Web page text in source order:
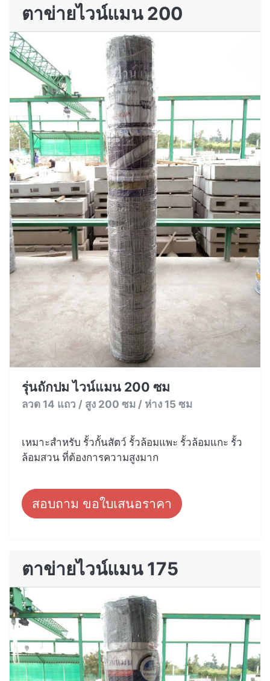
ตาข่ายไวน์แมน 200
รุ่นถักปม ไวน์แมน 200 ซม
ลวด 14 แถว / สูง 200 ซม / ห่าง 15 ซม
เหมาะสำหรับ รั้วกั้นสัตว์ รั้วล้อมแพะ รั้วล้อมแกะ รั้ว
ล้อมสวน ที่ต้องการความสูงมาก
สอบถาม ขอใบเสนอราคา
ตาข่ายไวน์แมน 175